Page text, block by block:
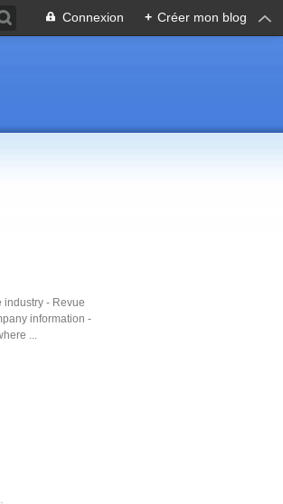
Connexion + Créer mon blog
industry - Revue
information -
...